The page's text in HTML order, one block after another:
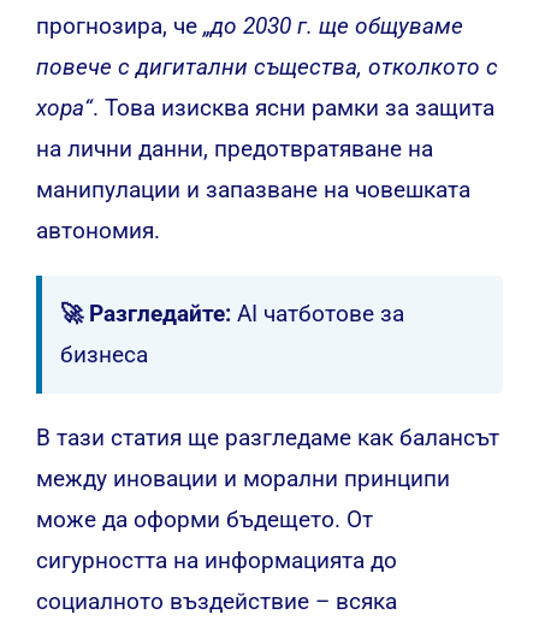
прогнозира, че „до 2030 г. ще общуваме
повече с дигитални същества, отколкото с
хора“. Това изисква ясни рамки за защита
на лични данни, предотвратяване на
манипулации и запазване на човешката
автономия.
🚀 Разгледайте: AI чатботове за
бизнеса
В тази статия ще разгледаме как балансът
между иновации и морални принципи
може да оформи бъдещето. От
сигурността на информацията до
социалното въздействие – всяка